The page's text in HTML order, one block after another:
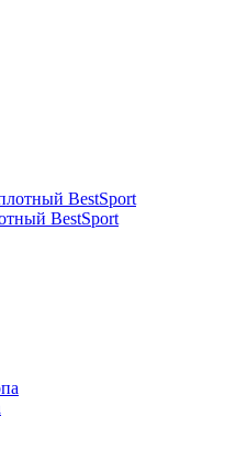
BestSport